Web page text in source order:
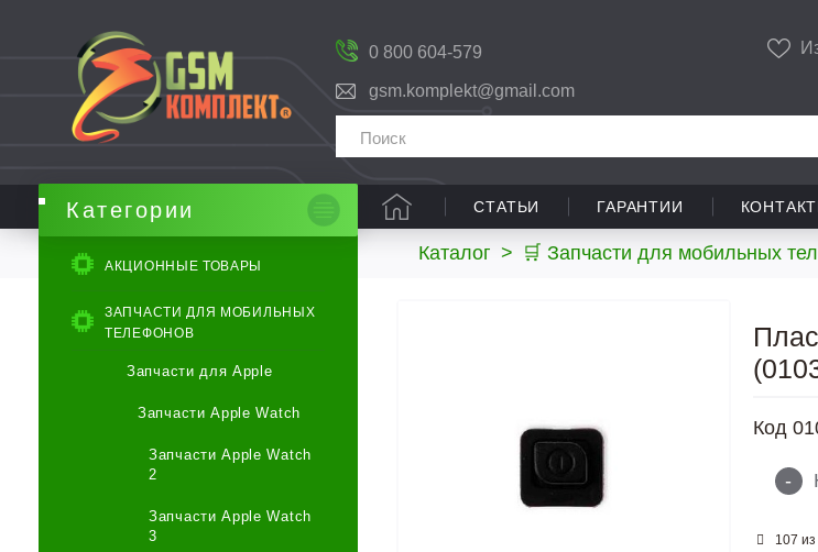
0 800 604-579
gsm.komplekt@gmail.com
СТАТЬИ ГАРАНТИИ
Каталог > 🛒 Запчасти для мобильных
Категории
АКЦИОННЫЕ ТОВАРЫ
ЗАПЧАСТИ ДЛЯ МОБИЛЬНЫХ
ТЕЛЕФОНОВ
Запчасти для Apple
Запчасти Apple Watch
Запчасти Apple Watch
2
Запчасти Apple Watch
3
Код
-
107 из